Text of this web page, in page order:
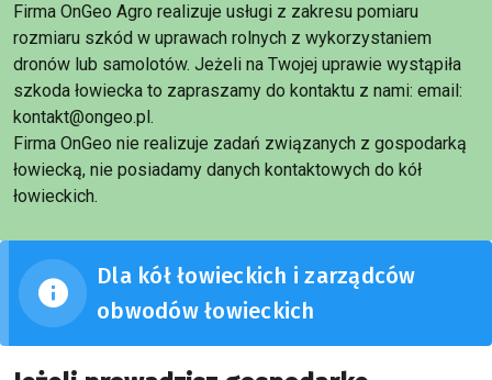
Firma OnGeo Agro realizuje usługi z zakresu pomiaru
rozmiaru szkód w uprawach rolnych z wykorzystaniem
dronów lub samolotów. Jeżeli na Twojej uprawie wystąpiła
szkoda łowiecka to zapraszamy do kontaktu z nami: email:
kontakt@ongeo.pl.
Firma OnGeo nie realizuje zadań związanych z gospodarką
łowiecką, nie posiadamy danych kontaktowych do kół
łowieckich.
Dla kół łowieckich i zarządców
obwodów łowieckich